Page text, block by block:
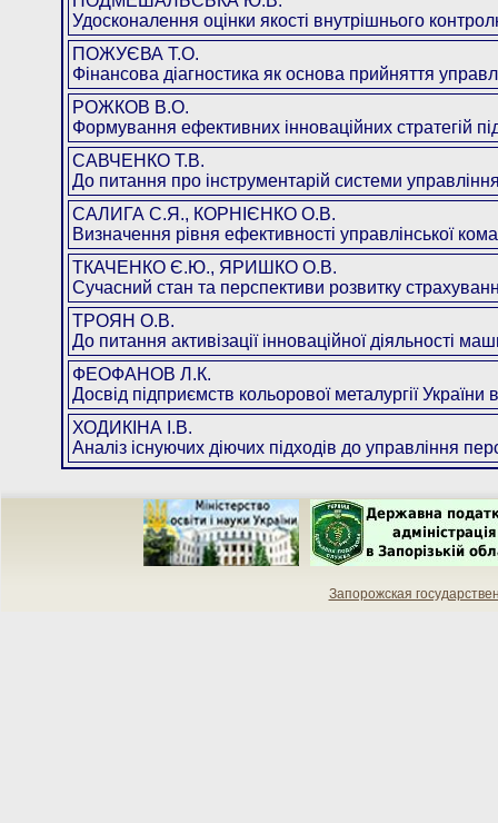
Удосконалення оцінки якості внутрішнього
ПОЖУЄВА Т.О.
Фінансова діагностика як основа прийняття
РОЖКОВ В.О.
Формування ефективних інноваційних стратегій
САВЧЕНКО Т.В.
До питання про інструментарій системи
САЛИГА С.Я., КОРНІЄНКО О.В.
Визначення рівня ефективності управлінської
ТКАЧЕНКО Є.Ю., ЯРИШКО О.В.
Сучасний стан та перспективи розвитку
ТРОЯН О.В.
До питання активізації інноваційної діяльності
ФЕОФАНОВ Л.К.
Досвід підприємств кольорової металургії
ХОДИКІНА І.В.
Аналіз існуючих діючих підходів до управління
Запорожская